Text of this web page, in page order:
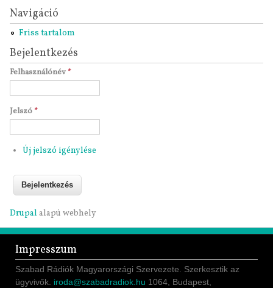
Navigáció
Friss tartalom
Bejelentkezés
Felhasználónév *
Jelszó *
Új jelszó igénylése
Drupal alapú webhely
Impresszum
Szabad Rádiók Magyarországi Szervezete. Szerkesztik az
ügyvivők. iroda@szabadradiok.hu 1064, Budapest,